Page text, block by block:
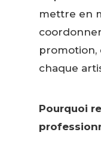
mettre en
promotion,
chaque
Pourquoi